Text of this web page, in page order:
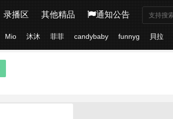
录播区 其他精品 通知公告
Mio 沐沐 菲菲 candybaby funnyg 貝拉